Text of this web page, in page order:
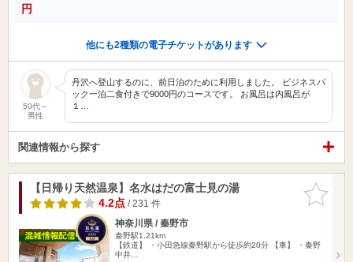
円
他にも2種類の電子チケットがあります
50代～
男性
丹沢へ登山するのに、前日泊のために利用しました。 ビジネスパ
ック一泊二食付きで9000円のコースです。 お風呂は内風呂が
１…
関連情報から探す
お気に入
りに追加
【日帰り天然温泉】名水はだの富士見の湯
4.2点/ 231 件
神奈川県 / 秦野市
秦野駅1.21km
【鉄道】 ・小田急線秦野駅から徒歩約20分 【車】 ・秦野
中井…